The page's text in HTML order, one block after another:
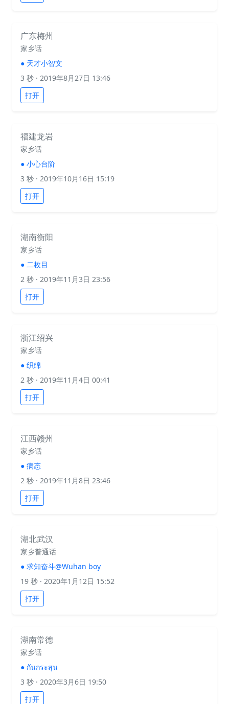
广东梅州
家乡话
● 天才小智文
3 秒 · 2019年8月27日 13:46
打开
福建龙岩
家乡话
● 小心台阶
3 秒 · 2019年10月16日 15:19
打开
湖南衡阳
家乡话
● 二枚目
2 秒 · 2019年11月3日 23:56
打开
浙江绍兴
家乡话
● 织绵
2 秒 · 2019年11月4日 00:41
打开
江西赣州
家乡话
● 病态
2 秒 · 2019年11月8日 23:46
打开
湖北武汉
家乡普通话
● 求知奋斗@Wuhan boy
19 秒 · 2020年1月12日 15:52
打开
湖南常德
家乡话
● กันกระสุน
3 秒 · 2020年3月6日 19:50
打开